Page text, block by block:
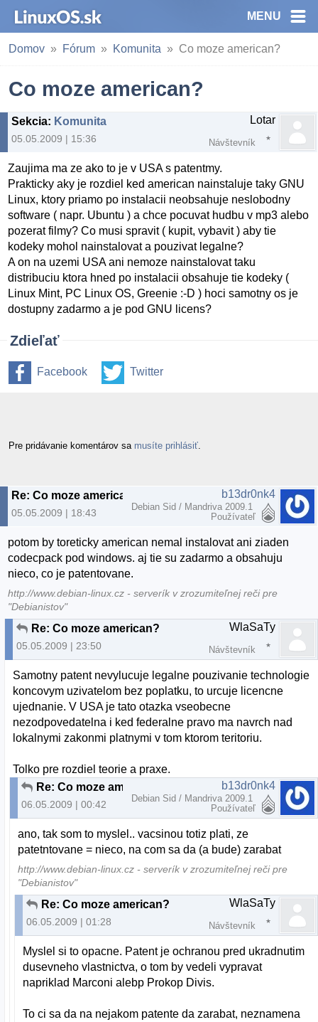
MENU
Domov Fórum Komunita Co moze american?
Co moze american?
Sekcia: Komunita
05.05.2009 | 15:36
Lotar
Návštevník
Zaujima ma ze ako to je v USA s patentmy.
Prakticky aky je rozdiel ked american nainstaluje taky GNU
Linux, ktory priamo po instalacii neobsahuje neslobodny
software ( napr. Ubuntu ) a chce pocuvat hudbu v mp3 alebo
pozerat filmy? Co musi spravit ( kupit, vybavit ) aby tie
kodeky mohol nainstalovat a pouzivat legalne?
A on na uzemi USA ani nemoze nainstalovat taku
distribuciu ktora hned po instalacii obsahuje tie kodeky (
Linux Mint, PC Linux OS, Greenie :-D ) hoci samotny os je
dostupny zadarmo a je pod GNU licens?
Zdieľať
Facebook Twitter
Pre pridávanie komentárov sa musíte prihlásiť
Re: Co moze american?
05.05.2009 | 18:43
b13dr0nk4
Debian Sid / Mandriva 2009.1
Používateľ
potom by toreticky american nemal instalovat ani ziaden
codecpack pod windows. aj tie su zadarmo a obsahuju
nieco, co je patentovane.
http://www.debian-linux.cz - serverík v zrozumiteľnej reči pre
"Debianistov"
Re: Co moze american?
05.05.2009 | 23:50
WlaSaTy
Návštevník
Samotny patent nevylucuje legalne pouzivanie technologie
koncovym uzivatelom bez poplatku, to urcuje licencne
ujednanie. V USA je tato otazka vseobecne
nezodpovedatelna i ked federalne pravo ma navrch nad
lokalnymi zakonmi platnymi v tom ktorom teritoriu.
Tolko pre rozdiel teorie a praxe.
Re: Co moze american?
06.05.2009 | 00:42
b13dr0nk4
Debian Sid / Mandriva 2009.1
Používateľ
ano, tak som to myslel.. vacsinou totiz plati, ze
patetntovane = nieco, na com sa da (a bude) zarabat
http://www.debian-linux.cz - serverík v zrozumiteľnej reči pre
"Debianistov"
Re: Co moze american?
06.05.2009 | 01:28
WlaSaTy
Návštevník
Myslel si to opacne. Patent je ochranou pred ukradnutim
dusevneho vlastnictva, o tom by vedeli vypravat
napriklad Marconi alebp Prokop Divis.
To ci sa da na nejakom patente da zarabat, neznamena